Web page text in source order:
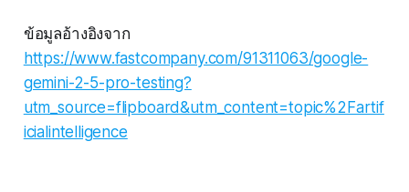
ข้อมูลอ้างอิงจาก
https://www.fastcompany.com/91311063/google-
gemini-2-5-pro-testing?
utm_source=flipboard&utm_content=topic%2Fartif
icialintelligence